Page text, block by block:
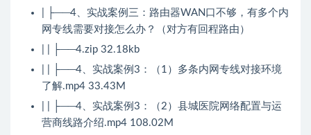
| ├──4、实战案例三：路由器WAN口不够，有多个内
网专线需要对接怎么办？（对方有回程路由）
| | ├──4.zip 32.18kb
| | ├──4、实战案例3：（1）多条内网专线对接环境
了解.mp4 33.43M
| | ├──4、实战案例3：（2）县城医院网络配置与运
营商线路介绍.mp4 108.02M